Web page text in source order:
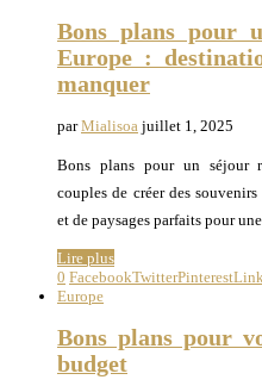
Bons plans pour
Europe :
manquer
parMialisoa juillet 1, 2025
Bons plans pour un séjour
couples de créer des
et de paysages parfaits pour
Lire plus
0 FacebookTwitterPinterest
Europe
Bons plans pour
budget